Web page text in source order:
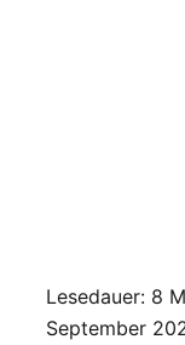
Lesedauer: 8
September